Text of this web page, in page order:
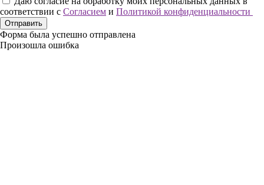
соответствии с Согласием и Политикой конфиденциальности
Отправить
Форма была успешно отправлена
Произошла ошибка